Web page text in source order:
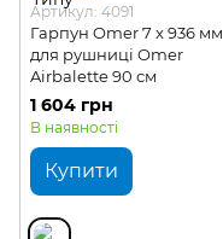
Артикул: 4091
Гарпун Omer 7 x 936 мм
для рушниці Omer
Airbalette 90 см
1 604 грн
В наявності
Купити